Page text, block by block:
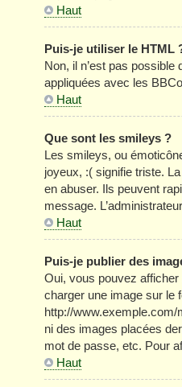
Haut
Puis-je utiliser le HTML
Non, il n’est pas
appliquées avec les
Haut
Que sont les smileys ?
Les smileys, ou
joyeux, :( signifie triste.
en abuser. Ils peuvent
message.
Haut
Puis-je publier des
Oui, vous pouvez
charger une image sur le
http://
ni des images placées
mot de passe, etc. Pour
Haut